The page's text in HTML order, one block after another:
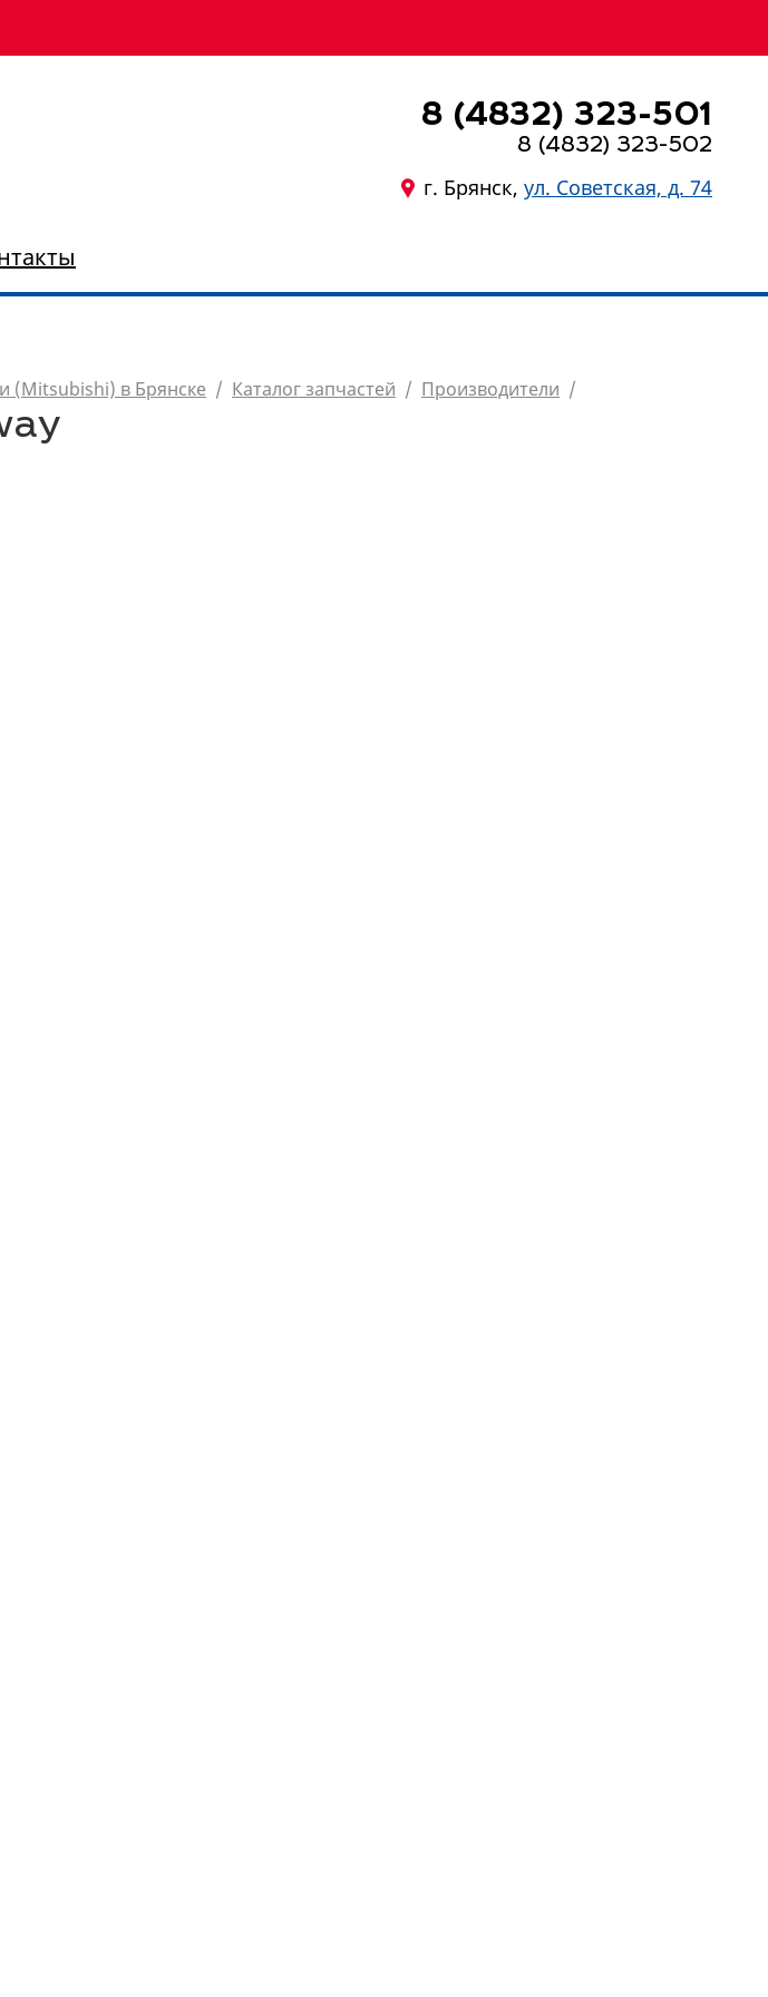
8 (4832) 323-501
8 (4832) 323-502
г. Брянск, ул. Советская, д. 74
(Mitsubishi) в Брянске / Каталог запчастей / Производители /